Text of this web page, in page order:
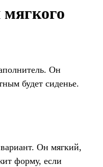
Он
будет сиденье.
Он мягкий,
форму, если